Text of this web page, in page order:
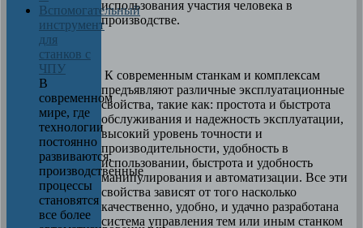
использования участия человека в
производстве.
К современным станкам и комплексам
предъявляют различные эксплуатационные
свойства, такие как: простота и быстрота
обслуживания и надежность эксплуатации,
высокий уровень точности и
производительности, удобность в
использовании, быстрота и удобность
манипулирования и автоматизации. Все эти
свойства зависят от того насколько
качественно, удобно, и удачно разработана
система управления тем или иным станком
Вспомогательный
инструмент
для
станков с
ЧПУ
В
современном
мире, где
технологии
постоянно
развиваются,
производственные
процессы
становятся
все более